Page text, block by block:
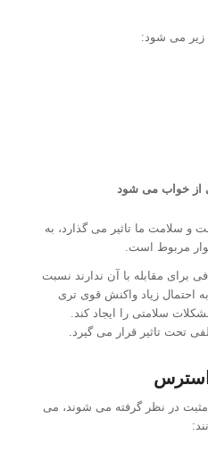
زیر می شود:
از خواب می شود
و سلامت ما تاثیر می گذارد، به
مربوط است.
برای مقابله با آن ندارند نسبت
احتمال زیاد واکنش قوی تری
سلامتی را ایجاد کند.
تحت تاثیر قرار می گیرد.
استرس
در نظر گرفته می شوند، می